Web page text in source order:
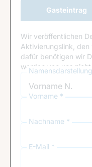
Gasteintrag
Wir veröffentlichen
Aktivierungslink, den
dafür benötigen wir
werden von uns
Namensdarstellung
Vorname *
Nachname *
E-Mail *